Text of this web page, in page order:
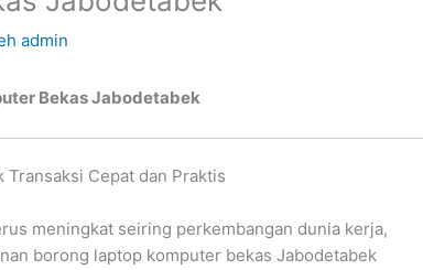
admin
Bekas Jabodetabek
Cepat dan Praktis
meningkat seiring perkembangan dunia kerja,
borong laptop komputer bekas Jabodetabek